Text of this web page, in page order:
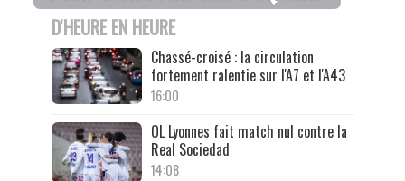
D'HEURE EN HEURE
Chassé-croisé : la circulation
fortement ralentie sur l'A7 et l'A43
16:00
OL Lyonnes fait match nul contre la
Real Sociedad
14:08